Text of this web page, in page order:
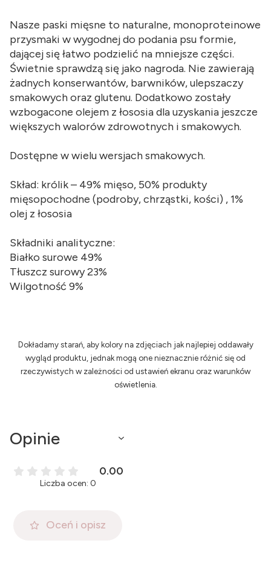
Nasze paski mięsne to naturalne, monoproteinowe
przysmaki w wygodnej do podania psu formie,
dającej się łatwo podzielić na mniejsze części.
Świetnie sprawdzą się jako nagroda. Nie zawierają
żadnych konserwantów, barwników, ulepszaczy
smakowych oraz glutenu. Dodatkowo zostały
wzbogacone olejem z łososia dla uzyskania jeszcze
większych walorów zdrowotnych i smakowych.
Dostępne w wielu wersjach smakowych.
Skład: królik – 49% mięso, 50% produkty
mięsopochodne (podroby, chrząstki, kości) , 1%
olej z łososia
Składniki analityczne:
Białko surowe 49%
Tłuszcz surowy 23%
Wilgotność 9%
Dokładamy starań, aby kolory na zdjęciach jak najlepiej oddawały
wygląd produktu, jednak mogą one nieznacznie różnić się od
rzeczywistych w zależności od ustawień ekranu oraz warunków
oświetlenia.
Opinie
0.00
Liczba ocen: 0
Oceń i opisz